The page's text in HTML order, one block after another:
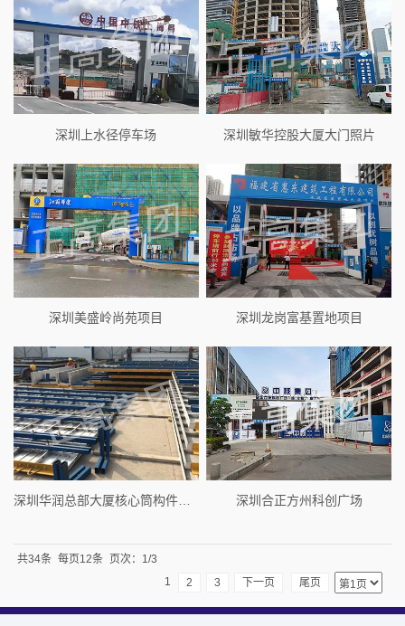
深圳上水径停车场 深圳敏华控股大厦大门照片
深圳美盛岭尚苑项目 深圳龙岗富基置地项目
深圳合正方州科创广场
共34条 每页12条
页次：1/3
1
2 3 下一页 尾页